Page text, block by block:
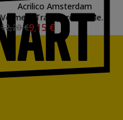
Acrilico Amsterdam
Vermelo Transparente Meio
250 ml.
12,20 €9,15 €